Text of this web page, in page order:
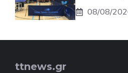
08/08/
ttnews.gr